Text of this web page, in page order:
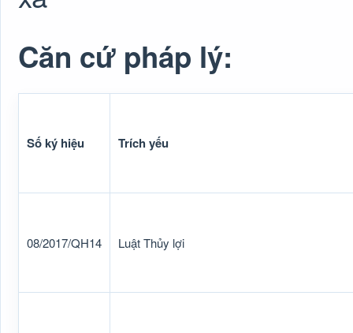
Căn cứ pháp lý:
Số ký hiệu Trích yếu
08/2017/QH14 Luật Thủy lợi